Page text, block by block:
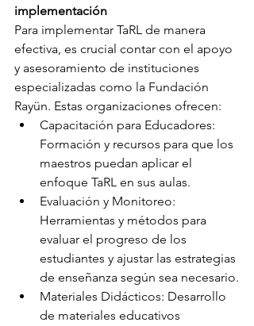
implementación
Para implementar TaRL de manera
efectiva, es crucial contar con el apoyo
y asesoramiento de instituciones
especializadas como la Fundación
Rayün. Estas organizaciones ofrecen:
Capacitación para Educadores:
Formación y recursos para que los
maestros puedan aplicar el
enfoque TaRL en sus aulas.
Evaluación y Monitoreo:
Herramientas y métodos para
evaluar el progreso de los
estudiantes y ajustar las estrategias
de enseñanza según sea necesario.
Materiales Didácticos: Desarrollo
de materiales educativos